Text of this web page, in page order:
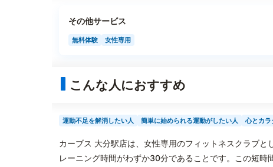
その他サービス
無料体験 女性専用
こんな人におすすめ
運動不足を解消したい人 簡単に始められる運動がしたい人 心とカラ
カーブス 大分駅店は、女性専用のフィットネスクラブ
レーニング時間がわずか30分であることです。この短